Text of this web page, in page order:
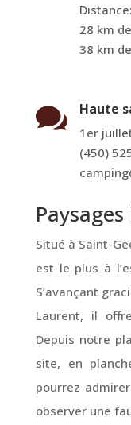
Distance:
28 km
38 km
 Haute
1er
(450)
Situé à Saint-
est le plus à
S’avançant
Laurent, il
Depuis notre
site, en
pourrez
observer une